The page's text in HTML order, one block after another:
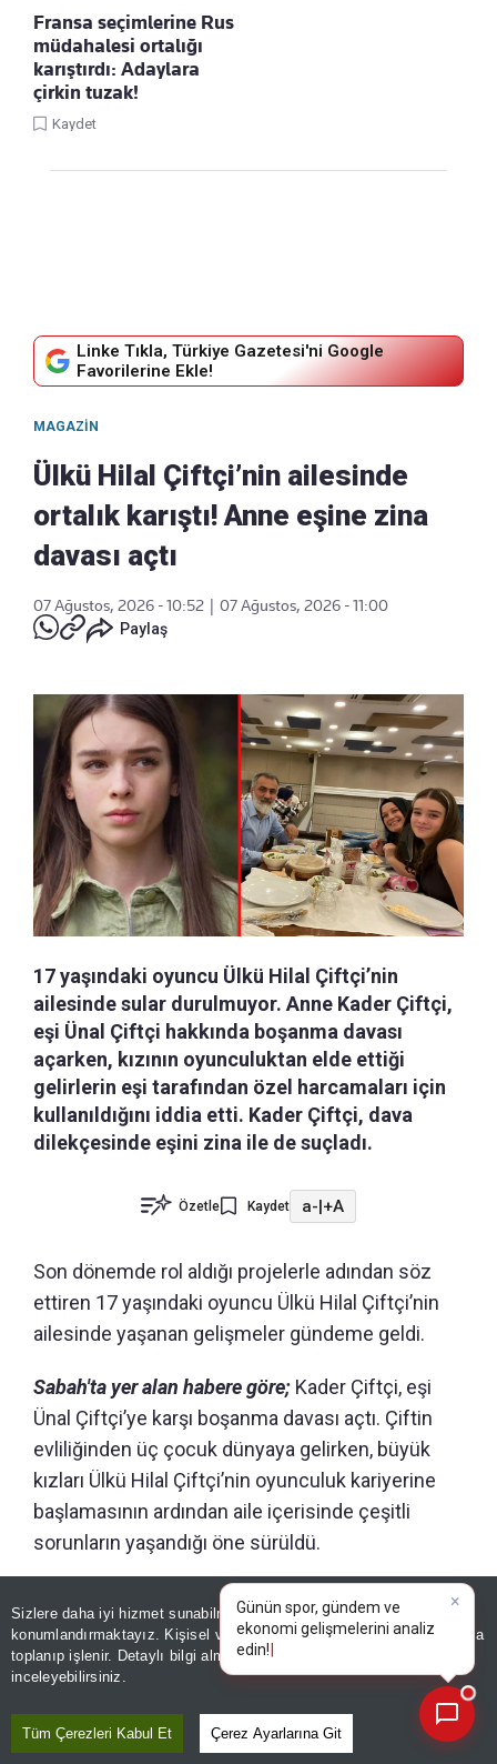
Sizlere daha iyi hizmet sunabilmek adına sitemizdeçerez
konumlandırmaktayız. Kişisel verileriniz, KVKK ve GDPR kapsamında
toplanıp işlenir. Detaylı bilgi almak için
inceleyebilirsiniz.
Tüm Çerezleri Kabul Et Çerez Ayarlarına Git
Fransa seçimlerine Rus
müdahalesi ortalığı
karıştırdı: Adaylara
çirkin tuzak!
Kaydet
Linke Tıkla, Türkiye Gazetesi'ni Google
Favorilerine Ekle!
MAGAZIN
Ülkü Hilal Çiftçi’nin ailesinde
ortalık karıştı! Anne eşine zina
davası açtı
07 Ağustos, 2026 - 10:52
07 Ağustos, 2026 - 11:00
Paylaş
17 yaşındaki oyuncu Ülkü Hilal Çiftçi’nin
ailesinde sular durulmuyor. Anne Kader Çiftçi,
eşi Ünal Çiftçi hakkında boşanma davası
açarken, kızının oyunculuktan elde ettiği
gelirlerin eşi tarafından özel harcamaları için
kullanıldığını iddia etti. Kader Çiftçi, dava
dilekçesinde eşini zina ile de suçladı.
Özetle Kaydet a-|+A
Son dönemde rol aldığı projelerle adından söz
ettiren 17 yaşındaki oyuncu Ülkü Hilal Çiftçi’nin
ailesinde yaşanan gelişmeler gündeme geldi.
Sabah'ta yer alan habere göre; Kader Çiftçi, eşi
Ünal Çiftçi’ye karşı boşanma davası açtı. Çiftin
evliliğinden üç çocuk dünyaya gelirken, büyük
kızları Ülkü Hilal Çiftçi’nin oyunculuk kariyerine
başlamasının ardından aile içerisinde çeşitli
sorunların yaşandığı öne sürüldü.
Bu|